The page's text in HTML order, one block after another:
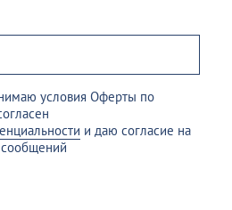
условия Оферты по
и даю согласие на